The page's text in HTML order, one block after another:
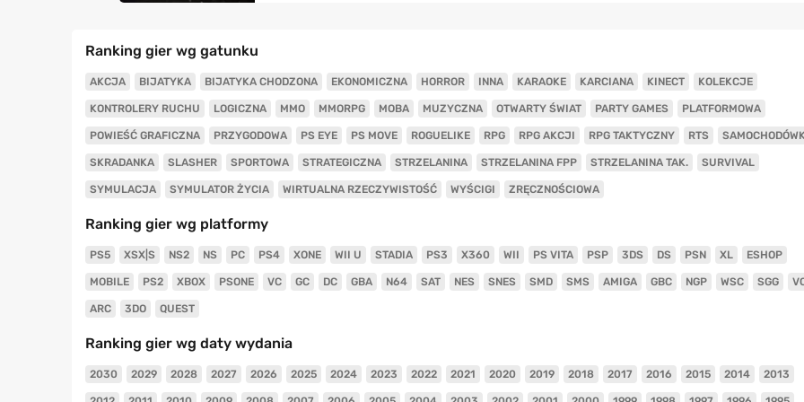
Ranking gier wg gatunku
AKCJA BIJATYKA BIJATYKA CHODZONA EKONOMICZNA HORROR INNA KARAOKE KARCIANA KINECT KOLEKCJE
KONTROLERY RUCHU LOGICZNA MMO MMORPG MOBA MUZYCZNA OTWARTY ŚWIAT PARTY GAMES PLATFORMOWA
POWIEŚĆ GRAFICZNA PRZYGODOWA PS EYE PS MOVE ROGUELIKE RPG RPG AKCJI RPG TAKTYCZNY RTS
SKRADANKA SLASHER SPORTOWA STRATEGICZNA STRZELANINA STRZELANINA FPP STRZELANINA TAK. SURVIVAL
SYMULACJA SYMULATOR ŻYCIA WIRTUALNA RZECZYWISTOŚĆ WYŚCIGI ZRĘCZNOŚCIOWA
Ranking gier wg platformy
PS5 XSX|S NS2 NS PC PS4 XONE WII U STADIA PS3 X360 WII PS VITA PSP 3DS DS PSN XL ESHOP
MOBILE PS2 XBOX PSONE VC GC DC GBA N64 SAT NES SNES SMD SMS AMIGA GBC NGP WSC SGG
ARC 3DO QUEST
Ranking gier wg daty wydania
2030 2029 2028 2027 2026 2025 2024 2023 2022 2021 2020 2019 2018 2017 2016 2015 2014 2013